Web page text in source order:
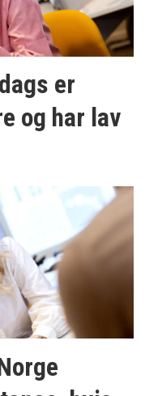
er
og har lav